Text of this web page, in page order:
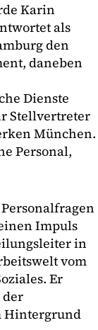
Karin
als
den
daneben
Dienste
Stellvertreter
München.
Personal,
Impuls
in
vom
Er
der
Hintergrund